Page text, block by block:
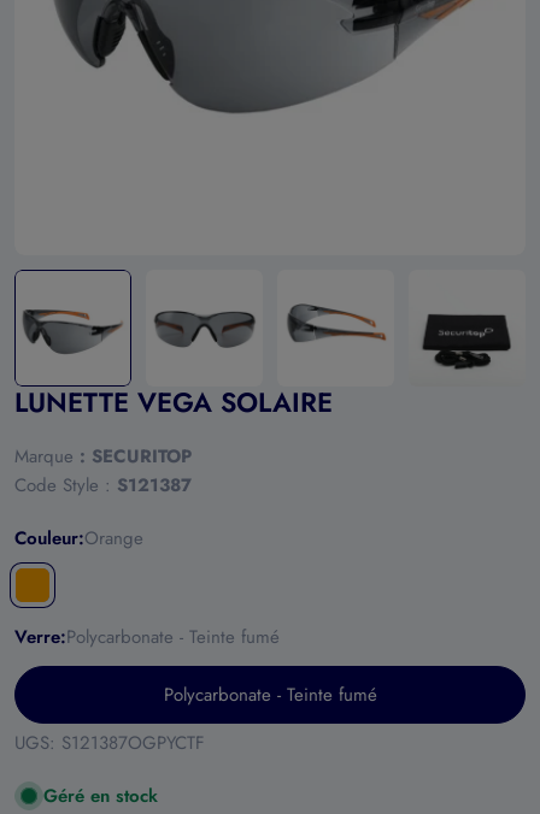
Ouvrir le média 0 en mode modal
LUNETTE VEGA SOLAIRE
Marque : SECURITOP
Code Style : S121387
Couleur:Orange
Verre:Polycarbonate - Teinte fumé
Polycarbonate - Teinte fumé
UGS: S121387OGPYCTF
Géré en stock